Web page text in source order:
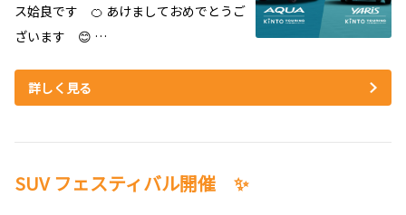
ス姶良です 🍊 あけましておめでとうご
ざいます 😊 …
詳しく見る
SUV フェスティバル開催 ✨